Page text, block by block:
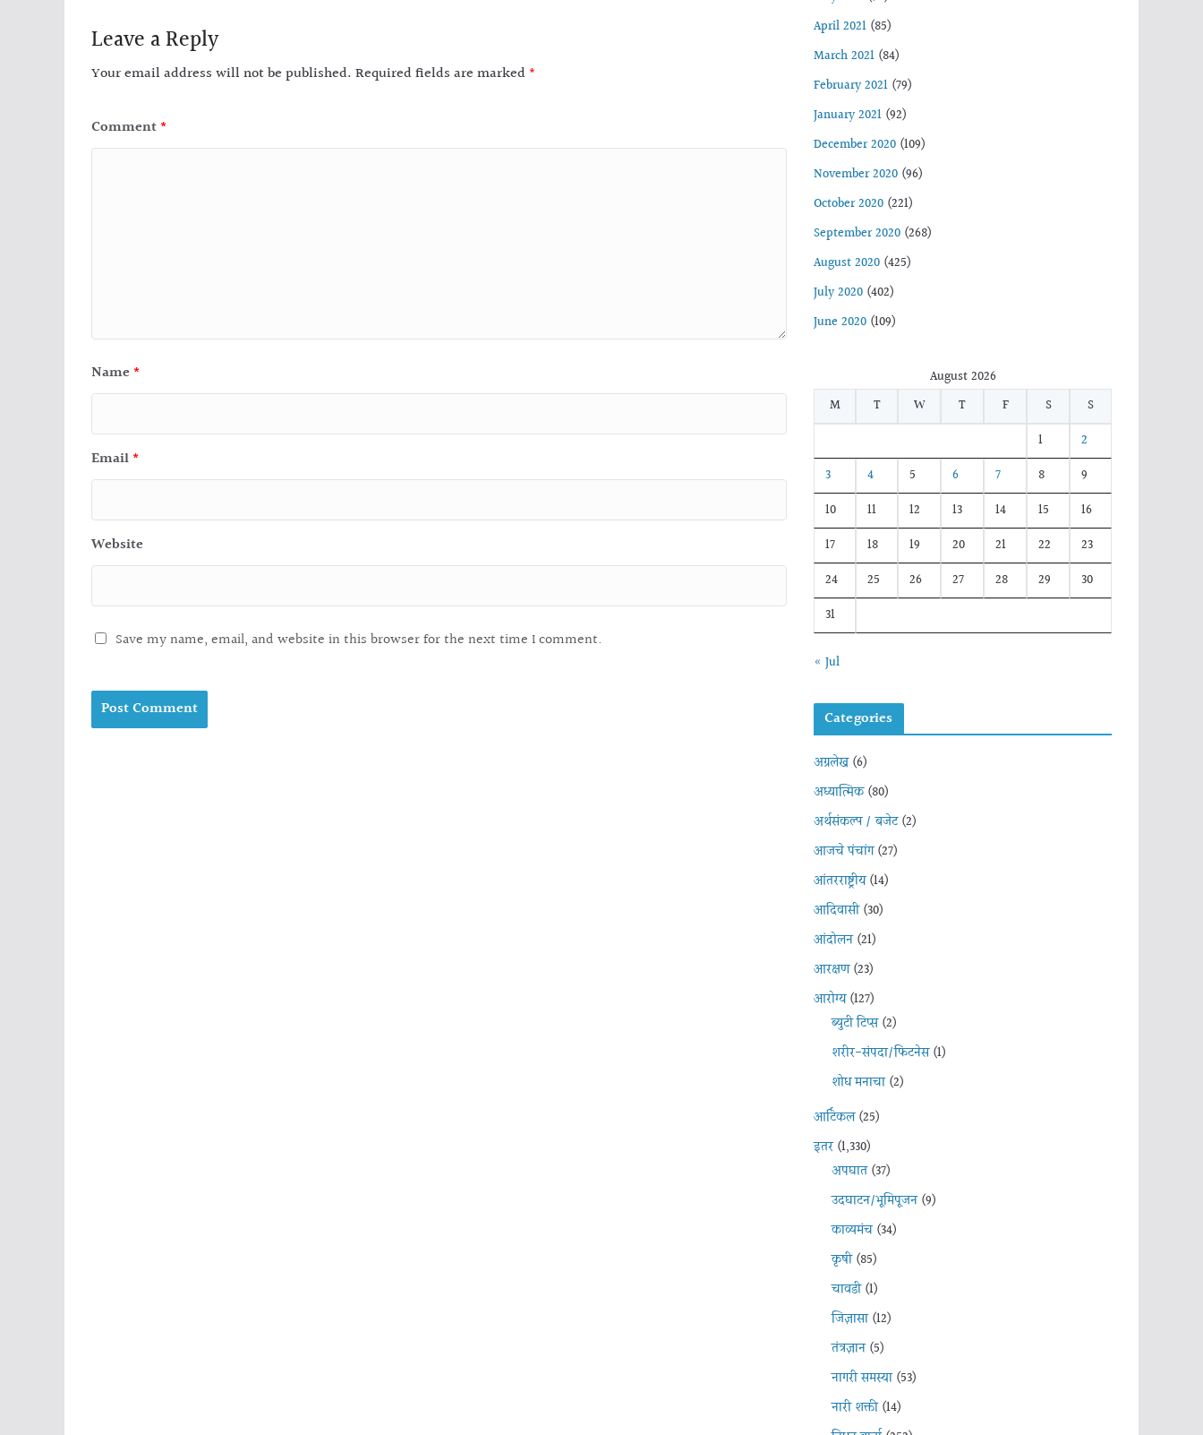
Leave a Reply
Your email address will not be published. Required fields are marked *
Comment *
Name *
Email *
Website
Save my name, email, and website in this browser for the next time I comment.
April 2021 (85)
March 2021 (84)
February 2021 (79)
January 2021 (92)
December 2020 (109)
November 2020 (96)
October 2020 (221)
September 2020 (268)
August 2020 (425)
July 2020 (402)
June 2020 (109)
August 2026
M
T W T F S
S
1
2
3
4 5 6 7 8
9
10
11 12 13 14 15
16
17
18 19 20 21 22
23
24
25 26 27 28 29
30
31
« Jul
Categories
अग्रलेख(6)
अध्यात्मिक(80)
अर्थसंकल्प / बजेट(2)
आजचे पंचांग(27)
आंतरराष्ट्रीय(14)
आदिवासी(30)
आंदोलन(21)
आरक्षण(23)
आरोग्य(127)
ब्युटी टिप्स(2)
शरीर-संपदा/फिटनेस(1)
शोध मनाचा(2)
आर्टिकल(25)
इतर(1,330)
अपघात(37)
उदघाटन/भूमिपूजन(9)
काव्यमंच(34)
कृषी(85)
चावडी(1)
जिज्ञासा(12)
तंत्रज्ञान(5)
नागरी समस्या(53)
नारी शक्ती(14)